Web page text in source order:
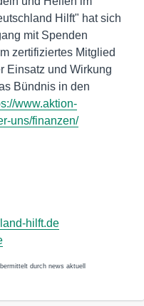
Hilft" hat sich
mit Spenden
zertifiziertes Mitglied
Einsatz und Wirkung
Bündnis in den
www.aktion-
uns/finanzen/
hilft.de
durch news aktuell